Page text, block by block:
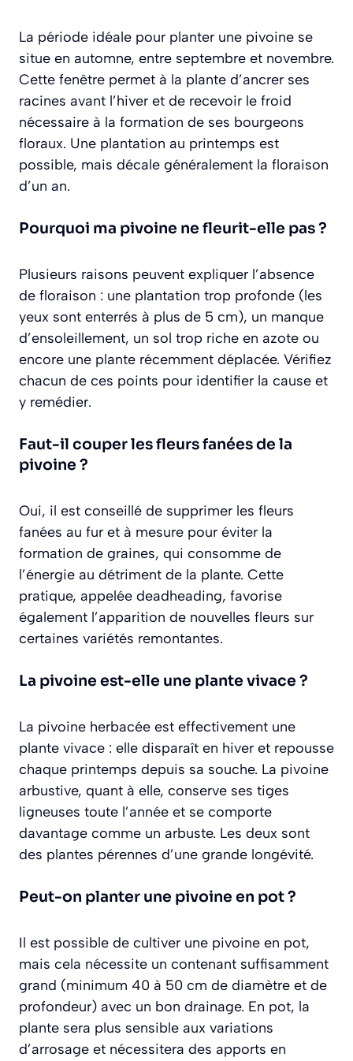
La période idéale pour planter une pivoine se
situe en automne, entre septembre et novembre.
Cette fenêtre permet à la plante d’ancrer ses
racines avant l’hiver et de recevoir le froid
nécessaire à la formation de ses bourgeons
floraux. Une plantation au printemps est
possible, mais décale généralement la floraison
d’un an.
Pourquoi ma pivoine ne fleurit-elle pas ?
Plusieurs raisons peuvent expliquer l’absence
de floraison : une plantation trop profonde (les
yeux sont enterrés à plus de 5 cm), un manque
d’ensoleillement, un sol trop riche en azote ou
encore une plante récemment déplacée. Vérifiez
chacun de ces points pour identifier la cause et
y remédier.
Faut-il couper les fleurs fanées de la
pivoine ?
Oui, il est conseillé de supprimer les fleurs
fanées au fur et à mesure pour éviter la
formation de graines, qui consomme de
l’énergie au détriment de la plante. Cette
pratique, appelée deadheading, favorise
également l’apparition de nouvelles fleurs sur
certaines variétés remontantes.
La pivoine est-elle une plante vivace ?
La pivoine herbacée est effectivement une
plante vivace : elle disparaît en hiver et repousse
chaque printemps depuis sa souche. La pivoine
arbustive, quant à elle, conserve ses tiges
ligneuses toute l’année et se comporte
davantage comme un arbuste. Les deux sont
des plantes pérennes d’une grande longévité.
Peut-on planter une pivoine en pot ?
Il est possible de cultiver une pivoine en pot,
mais cela nécessite un contenant suffisamment
grand (minimum 40 à 50 cm de diamètre et de
profondeur) avec un bon drainage. En pot, la
plante sera plus sensible aux variations
d’arrosage et nécessitera des apports en